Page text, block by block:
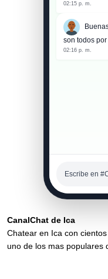
02:15 p. m.
son todos
02:16 p. m.
Escribe en
CanalChat de Ica
Chatear en Ica con
uno de los mas populares